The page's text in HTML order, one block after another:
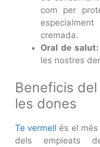
com per
cremada.
Oral de salut:
les nostres
Beneficis
les dones
Te vermell és el
dels empleats